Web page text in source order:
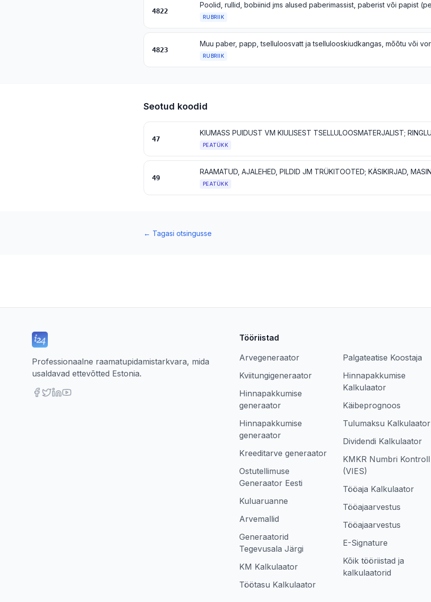
4822
RUBRIIK
4823
RUBRIIK
Seotud koodid
47
PEATÜKK
49
PEATÜKK
← Tagasi otsingusse
Professionaalne raamatupidamistarkvara, mida
usaldavad ettevõtted Estonia.
Tööriistad
Arvegeneraator
Kviitungigeneraator
Hinnapakkumise
generaator
Hinnapakkumise
generaator
Kreeditarve generaator
Ostutellimuse
Generaator Eesti
Kuluaruanne
Arvemallid
Generaatorid
Tegevusala Järgi
KM Kalkulaator
Töötasu Kalkulaator
Palgateatise Koostaja
Hinnapakkumise
Kalkulaator
Käibeprognoos
Tulumaksu Kalkulaator
Dividendi Kalkulaator
KMKR Numbri Kontroll
(VIES)
Tööaja Kalkulaator
Tööajaarvestus
Tööajaarvestus
E-Signature
Kõik tööriistad ja
kalkulaatorid